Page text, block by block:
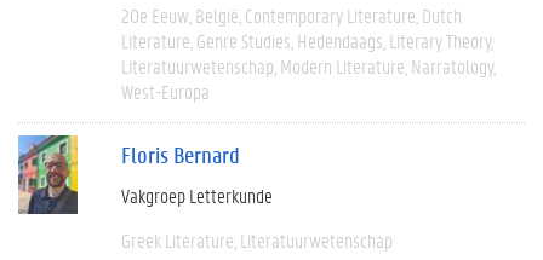
20e Eeuw België Contemporary Literature Dutch
Literature Genre Studies Hedendaags Literary Theory
Literatuurwetenschap Modern Literature Narratology
West-Europa
Floris Bernard
Vakgroep Letterkunde
Greek Literature Literatuurwetenschap